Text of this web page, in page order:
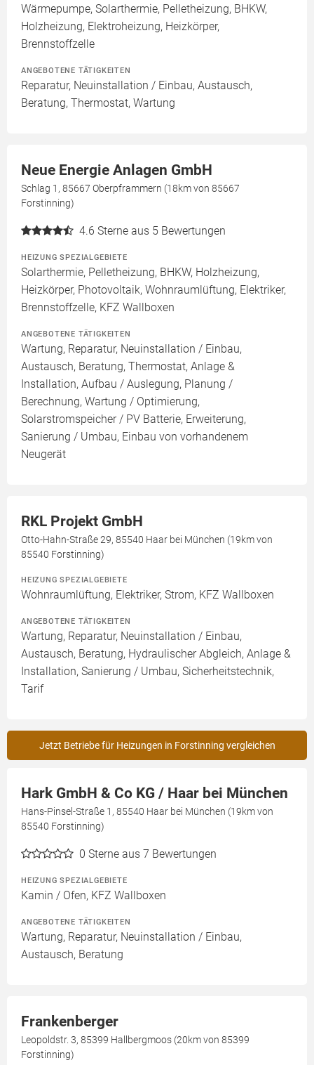
Wärmepumpe, Solarthermie, Pelletheizung, BHKW,
Holzheizung, Elektroheizung, Heizkörper,
Brennstoffzelle
ANGEBOTENE TÄTIGKEITEN
Reparatur, Neuinstallation / Einbau, Austausch,
Beratung, Thermostat, Wartung
Neue Energie Anlagen GmbH
Schlag 1, 85667 Oberpframmern (18km von 85667
Forstinning)
4.6 Sterne aus 5 Bewertungen
HEIZUNG SPEZIALGEBIETE
Solarthermie, Pelletheizung, BHKW, Holzheizung,
Heizkörper, Photovoltaik, Wohnraumlüftung, Elektriker,
Brennstoffzelle, KFZ Wallboxen
ANGEBOTENE TÄTIGKEITEN
Wartung, Reparatur, Neuinstallation / Einbau,
Austausch, Beratung, Thermostat, Anlage &
Installation, Aufbau / Auslegung, Planung /
Berechnung, Wartung / Optimierung,
Solarstromspeicher / PV Batterie, Erweiterung,
Sanierung / Umbau, Einbau von vorhandenem
Neugerät
RKL Projekt GmbH
Otto-Hahn-Straße 29, 85540 Haar bei München (19km von
85540 Forstinning)
HEIZUNG SPEZIALGEBIETE
Wohnraumlüftung, Elektriker, Strom, KFZ Wallboxen
ANGEBOTENE TÄTIGKEITEN
Wartung, Reparatur, Neuinstallation / Einbau,
Austausch, Beratung, Hydraulischer Abgleich, Anlage &
Installation, Sanierung / Umbau, Sicherheitstechnik,
Tarif
Jetzt Betriebe für Heizungen in Forstinning vergleichen
Hark GmbH & Co KG / Haar bei München
Hans-Pinsel-Straße 1, 85540 Haar bei München (19km von
85540 Forstinning)
0 Sterne aus 7 Bewertungen
HEIZUNG SPEZIALGEBIETE
Kamin / Ofen, KFZ Wallboxen
ANGEBOTENE TÄTIGKEITEN
Wartung, Reparatur, Neuinstallation / Einbau,
Austausch, Beratung
Frankenberger
Leopoldstr. 3, 85399 Hallbergmoos (20km von 85399
Forstinning)